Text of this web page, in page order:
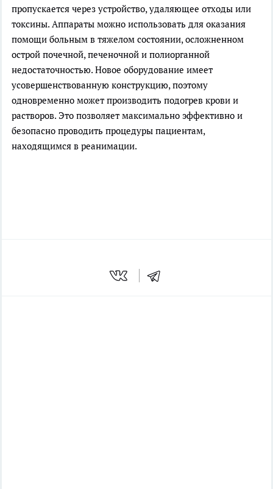
пропускается через устройство, удаляющее отходы или
токсины. Аппараты можно использовать для оказания
помощи больным в тяжелом состоянии, осложненном
острой почечной, печеночной и полиорганной
недостаточностью. Новое оборудование имеет
усовершенствованную конструкцию, поэтому
одновременно может производить подогрев крови и
растворов. Это позволяет максимально эффективно и
безопасно проводить процедуры пациентам,
находящимся в реанимации.